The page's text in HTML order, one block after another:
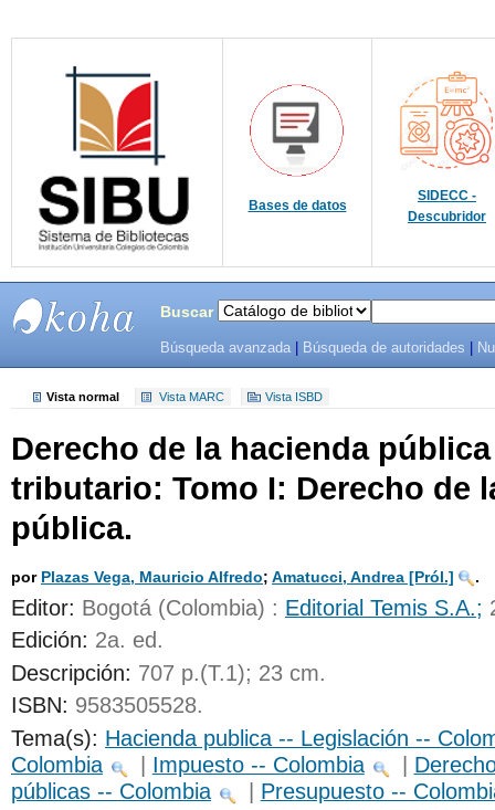
Bases de datos
SIDECC -
Descubridor
SISTEMAS
DE
BIBLIOTECAS
UNICOC
Buscar
Búsqueda avanzada Búsqueda de autoridades
Vista normal Vista MARC Vista ISBD
Derecho de la hacienda
tributario: Tomo I: Derecho de
pública.
por Plazas Vega, Mauricio Alfredo; Amatucci, Andrea [Pról.] .
Editor: Bogotá (Colombia) : Editorial Temis S.A.;
Edición: 2a. ed.
Descripción: 707 p.(T.1); 23 cm.
ISBN: 9583505528.
Tema(s): Hacienda publica -- Legislación --
Colombia
Impuesto -- Colombia
públicas -- Colombia
Presupuesto --